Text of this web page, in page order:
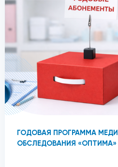
ГОДОВАЯ ПРОГРАММА
ОБСЛЕДОВАНИЯ «ОПТИМА»